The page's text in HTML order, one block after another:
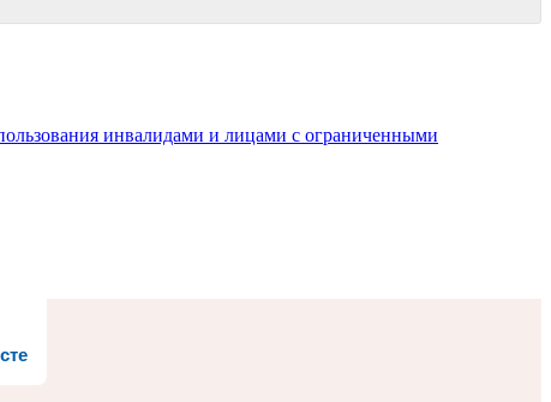
инвалидами и лицами с ограниченными